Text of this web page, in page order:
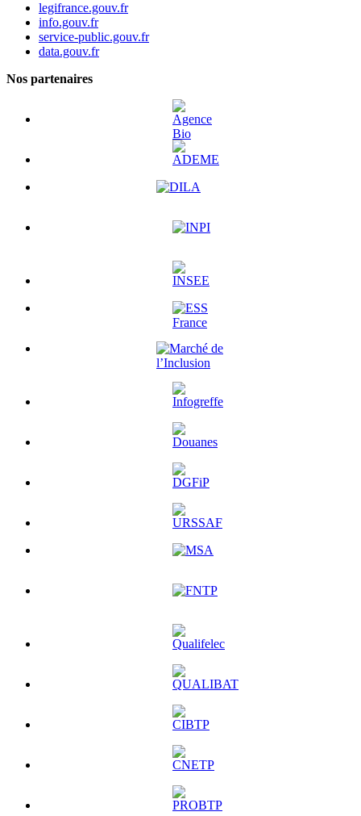
legifrance.gouv.fr
info.gouv.fr
service-public.gouv.fr
data.gouv.fr
Nos partenaires